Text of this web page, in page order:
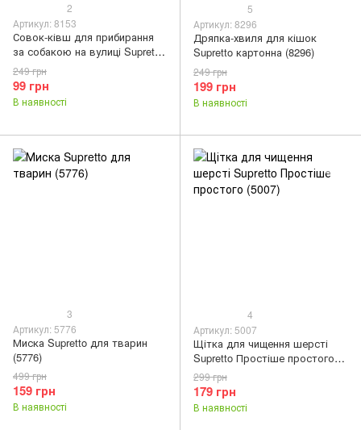
2
Артикул: 8153
Совок-ківш для прибирання
за собакою на вулиці Supretto
з відсіком для пакетів (8153)
99 грн
249 грн
В наявності
5
Артикул: 8296
Дряпка-хвиля для кішок
Supretto картонна (8296)
199 грн
249 грн
В наявності
3
Артикул: 5776
Миска Supretto для тварин
(5776)
159 грн
499 грн
В наявності
4
Артикул: 5007
Щітка для чищення шерсті
Supretto Простіше простого
(5007)
179 грн
299 грн
В наявності